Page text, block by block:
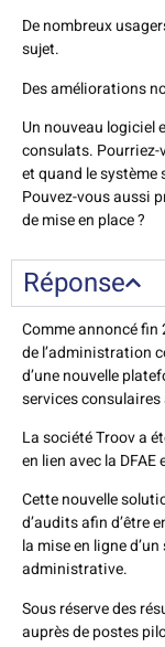
De nombreux
sujet.
Des améliorations
Un nouveau logiciel
consulats.
et quand le système
Pouvez-vous aussi
de mise en place ?
Réponse
Comme annoncé fin
de l’administration
d’une nouvelle
services consulaires
La société Troov a
en lien avec la
Cette nouvelle
d’audits afin d’être
la mise en ligne
administrative.
Sous réserve des
auprès de postes